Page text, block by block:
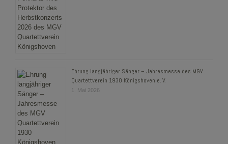
Ehrung langjähriger Sänger – Jahresmesse des MGV
Quartettverein 1930 Königshoven e. V.
1. Mai 2026